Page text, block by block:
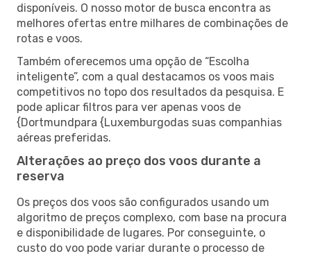
disponíveis. O nosso motor de busca encontra as
melhores ofertas entre milhares de combinações de
rotas e voos.
Também oferecemos uma opção de “Escolha
inteligente”, com a qual destacamos os voos mais
competitivos no topo dos resultados da pesquisa. E
pode aplicar filtros para ver apenas voos de
{Dortmundpara {Luxemburgodas suas companhias
aéreas preferidas.
Alterações ao preço dos voos durante a
reserva
Os preços dos voos são configurados usando um
algoritmo de preços complexo, com base na procura
e disponibilidade de lugares. Por conseguinte, o
custo do voo pode variar durante o processo de